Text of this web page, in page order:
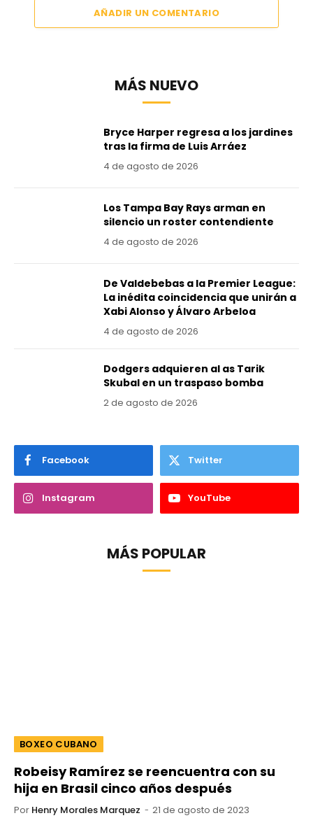
AÑADIR UN COMENTARIO
MÁS NUEVO
Bryce Harper regresa a los jardines
tras la firma de Luis Arráez
4 de agosto de 2026
Los Tampa Bay Rays arman en
silencio un roster contendiente
4 de agosto de 2026
De Valdebebas a la Premier League:
La inédita coincidencia que unirán a
Xabi Alonso y Álvaro Arbeloa
4 de agosto de 2026
Dodgers adquieren al as Tarik
Skubal en un traspaso bomba
2 de agosto de 2026
Facebook Twitter
Instagram YouTube
MÁS POPULAR
BOXEO CUBANO
Robeisy Ramírez se reencuentra con su
hija en Brasil cinco años después
Por Henry Morales Marquez 21 de agosto de 2023